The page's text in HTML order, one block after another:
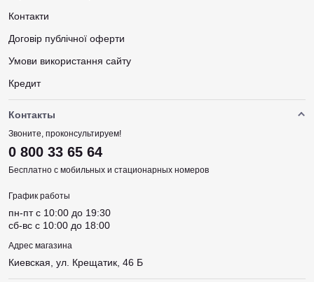
Контакти
Договір публічної оферти
Умови використання сайту
Кредит
Контакты
Звоните, проконсультируем!
0 800 33 65 64
Бесплатно с мобильных и стационарных номеров
График работы
пн-пт c 10:00 до 19:30
сб-вс c 10:00 до 18:00
Адрес магазина
Киевская, ул. Крещатик, 46 Б